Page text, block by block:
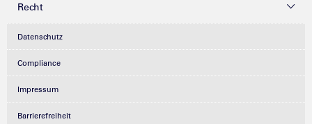
Recht
Datenschutz
Compliance
Impressum
Barrierefreiheit